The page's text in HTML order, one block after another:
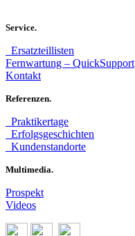
Service.
Ersatzteillisten
Fernwartung – QuickSupport
Kontakt
Referenzen.
Praktikertage
Erfolgsgeschichten
Kundenstandorte
Multimedia.
Prospekt
Videos